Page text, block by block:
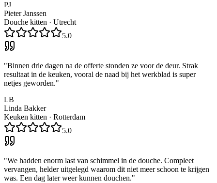
PJ
Pieter Janssen
Douche kitten · Utrecht
5.0
"Binnen drie dagen na de offerte stonden ze voor de deur. Strak
resultaat in de keuken, vooral de naad bij het werkblad is super
netjes geworden."
LB
Linda Bakker
Keuken kitten · Rotterdam
5.0
"We hadden enorm last van schimmel in de douche. Compleet
vervangen, helder uitgelegd waarom dit niet meer schoon te krijgen
was. Een dag later weer kunnen douchen."